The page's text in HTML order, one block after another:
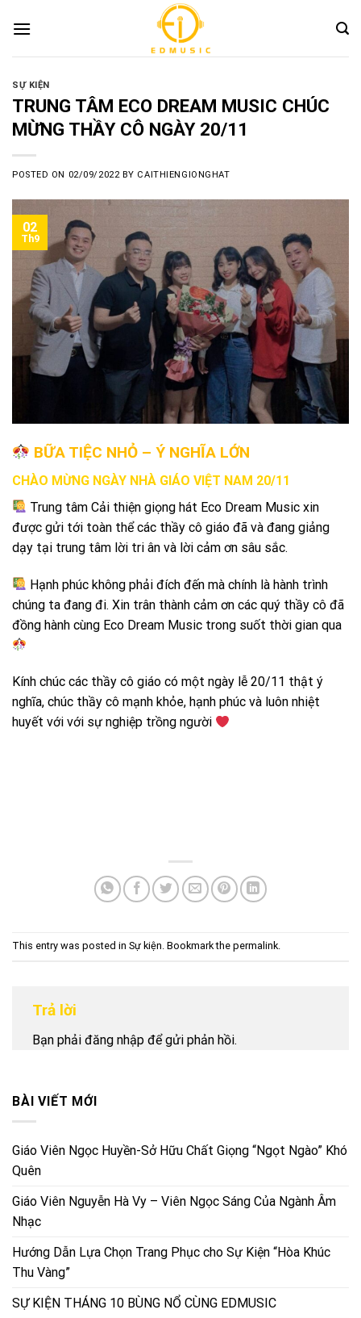
SỰ KIỆN
TRUNG TÂM ECO DREAM MUSIC CHÚC
MỪNG THẦY CÔ NGÀY 20/11
POSTED ON 02/09/2022 BY CAITHIENGIONGHAT
02
Th9
BỮA TIỆC NHỎ – Ý NGHĨA LỚN
CHÀO MỪNG NGÀY NHÀ GIÁO VIỆT NAM 20/11
Trung tâm Cải thiện giọng hát Eco Dream Music xin
được gửi tới toàn thể các thầy cô giáo đã và đang giảng
dạy tại trung tâm lời tri ân và lời cảm ơn sâu sắc.
Hạnh phúc không phải đích đến mà chính là hành trình
chúng ta đang đi. Xin trân thành cảm ơn các quý thầy cô đã
đồng hành cùng Eco Dream Music trong suốt thời gian qua
Kính chúc các thầy cô giáo có một ngày lễ 20/11 thật ý
nghĩa, chúc thầy cô mạnh khỏe, hạnh phúc và luôn nhiệt
huyết với với sự nghiệp trồng người
This entry was posted in Sự kiện. Bookmark the permalink.
Trả lời
Bạn phải đăng nhập để gửi phản hồi.
BÀI VIẾT MỚI
Giáo Viên Ngọc Huyền-Sở Hữu Chất Giọng “Ngọt Ngào” Khó
Quên
Giáo Viên Nguyễn Hà Vy – Viên Ngọc Sáng Của Ngành Âm
Nhạc
Hướng Dẫn Lựa Chọn Trang Phục cho Sự Kiện “Hòa Khúc
Thu Vàng”
SỰ KIỆN THÁNG 10 BÙNG NỔ CÙNG EDMUSIC